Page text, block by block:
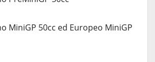
MiniGP 50cc ed Europeo MiniGP